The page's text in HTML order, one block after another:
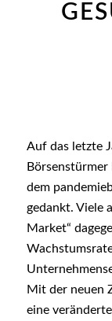
Auf das letzte
Börsenstürmer
dem
gedankt. Viele
Market“
Mit der neuen
eine